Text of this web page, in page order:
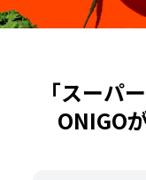
「スーパ
ONIGO